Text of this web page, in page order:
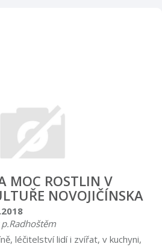
návštěvnického centra. Při
bude výstava zdarma.
MOC ROSTLIN V
NOVOJIČÍNSKA
léčitelství lidí i zvířat, v kuchyni,